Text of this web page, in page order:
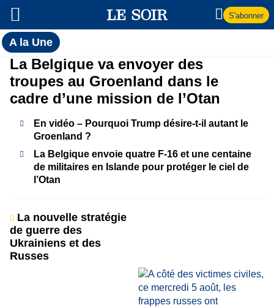
S'abonner
A la UneToutes
l'actualité
du Soir
A
la
Une
La Belgique va envoyer des
troupes au Groenland dans le
cadre d’une mission de l’Otan
En vidéo – Pourquoi Trump désire-t-il autant le
Groenland ?
La Belgique envoie quatre F-16 et une centaine
de militaires en Islande pour protéger le ciel de
l’Otan
La nouvelle stratégie
de guerre des
Ukrainiens et des
Russes